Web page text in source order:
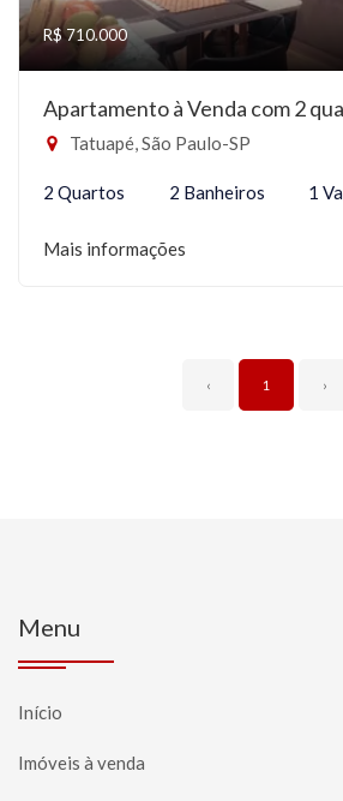
R$ 710.000
Apartamento à Venda com 2
Tatuapé, São Paulo-SP
2 Quartos 2 Banheiros 1
Mais informações
‹ 1 ›
Menu
Início
Imóveis à venda